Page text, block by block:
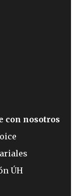
con nosotros
ÚH